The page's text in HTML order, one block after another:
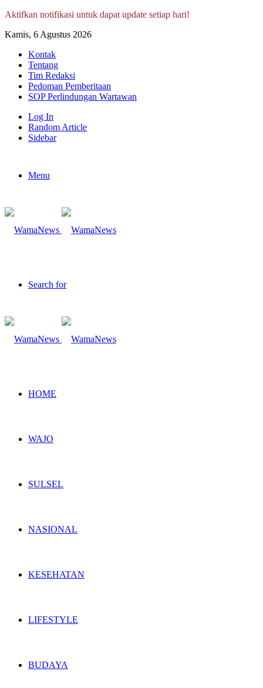
Aktifkan notifikasi untuk dapat update setiap hari!
Kamis, 6 Agustus 2026
Kontak
Tentang
Tim Redaksi
Pedoman Pemberitaan
SOP Perlindungan Wartawan
Log In
Random Article
Sidebar
Menu
Search for
HOME
WAJO
SULSEL
NASIONAL
KESEHATAN
LIFESTYLE
BUDAYA